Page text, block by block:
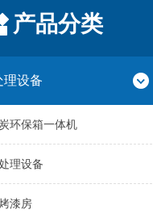
产品分类
理设备
环保箱一体机
理设备
漆房